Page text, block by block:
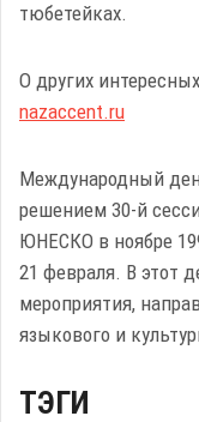
тюбетейках.
О других
nazaccent.ru
Международный
решением 30-й
ЮНЕСКО в ноябре
21 февраля. В этот
мероприятия,
языкового и
ТЭГИ